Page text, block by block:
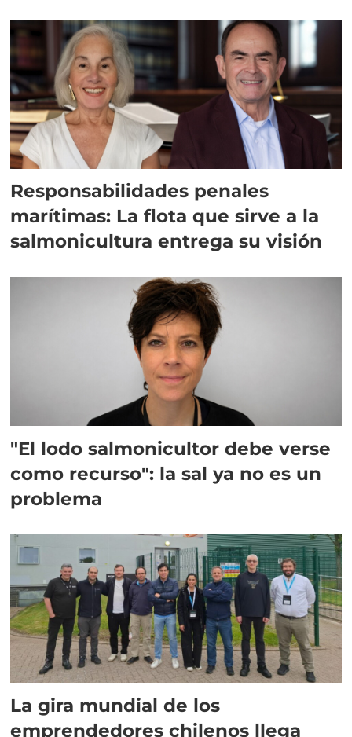
Responsabilidades penales
marítimas: La flota que sirve a la
salmonicultura entrega su visión
"El lodo salmonicultor debe verse
como recurso": la sal ya no es un
problema
La gira mundial de los
emprendedores chilenos llega